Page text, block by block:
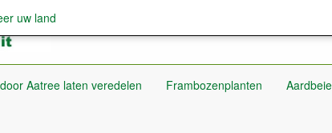
Aatree laten veredelen Frambozenplanten
uw land